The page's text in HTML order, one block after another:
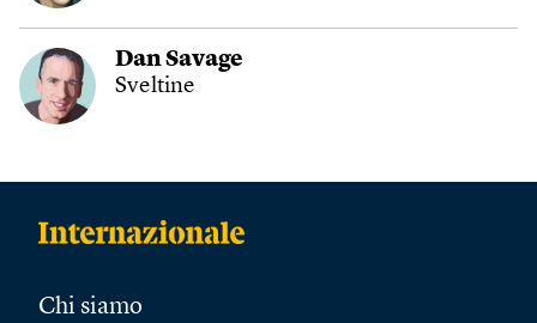
Dan Savage
Sveltine
Chi siamo